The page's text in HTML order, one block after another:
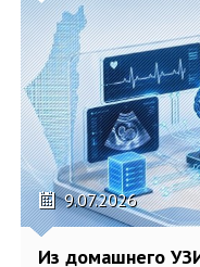
9.07.2026
Из домашнего